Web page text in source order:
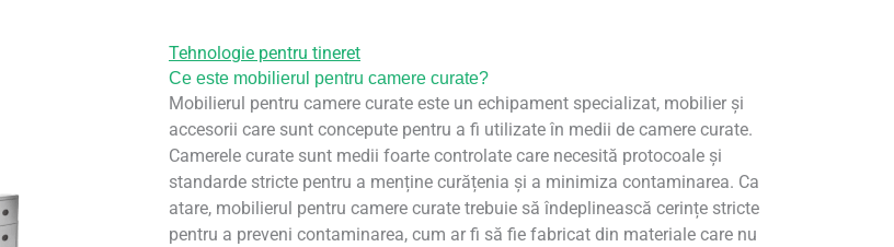
Tehnologie pentru tineret
Ce este mobilierul pentru camere curate?
Mobilierul pentru camere curate este un echipament specializat, mobilier și
accesorii care sunt concepute pentru a fi utilizate în medii de camere curate.
Camerele curate sunt medii foarte controlate care necesită protocoale și
standarde stricte pentru a menține curățenia și a minimiza contaminarea. Ca
atare, mobilierul pentru camere curate trebuie să îndeplinească cerințe stricte
pentru a preveni contaminarea, cum ar fi să fie fabricat din materiale care nu